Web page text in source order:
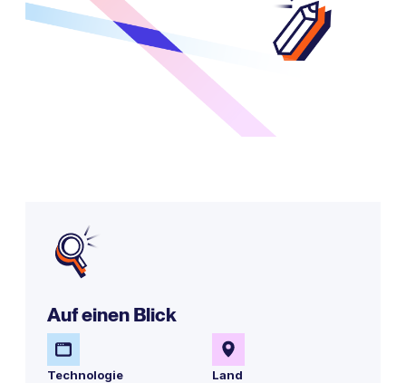
Auf einen Blick
Technologie
Land